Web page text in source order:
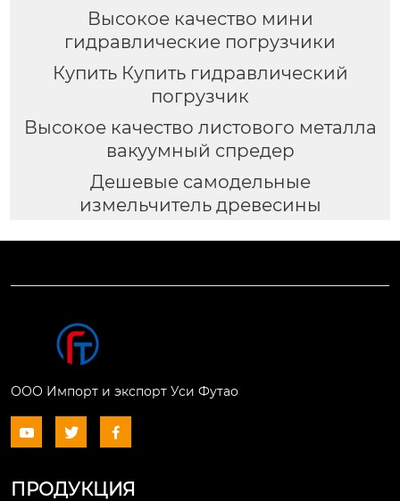
Высокое качество мини
гидравлические погрузчики
Купить Купить гидравлический
погрузчик
Высокое качество листового металла
вакуумный спредер
Дешевые самодельные
измельчитель древесины
ООО Импорт и экспорт Уси Футао
  
ПРОДУКЦИЯ